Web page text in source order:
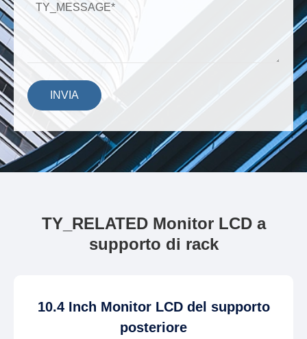
INVIA
TY_RELATED Monitor LCD a
supporto di rack
10.4 Inch Monitor LCD del supporto
posteriore